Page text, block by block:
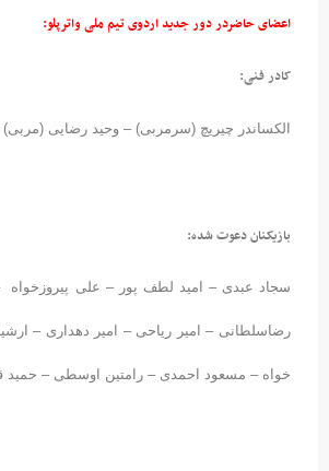
اعضای حاضردر دور جدید اردوی تیم ملی واترپلو:
کادر فنی:
الکساندر چیریچ (سرمربی) – وحید رضایی
بازیکنان دعوت شده:
سجاد عبدی – امید لطف پور – علی
رضاسلطانی – امیر ریاحی – امیر دهداری –
خواه – مسعود احمدی – رامتین اوسطی –